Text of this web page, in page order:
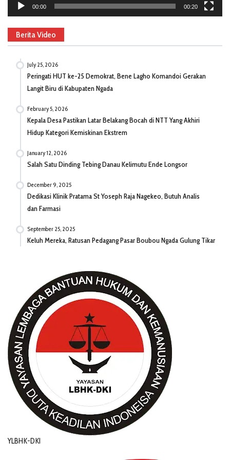
00:00 00:20
Berita Video
July 25, 2026
Peringati HUT ke-25 Demokrat, Bene Lagho Komandoi Gerakan
Langit Biru di Kabupaten Ngada
February 5, 2026
Kepala Desa Pastikan Latar Belakang Bocah di NTT Yang Akhiri
Hidup Kategori Kemiskinan Ekstrem
January 12, 2026
Salah Satu Dinding Tebing Danau Kelimutu Ende Longsor
December 9, 2025
Dedikasi Klinik Pratama St Yoseph Raja Nagekeo, Butuh Analis
dan Farmasi
September 25, 2025
Keluh Mereka, Ratusan Pedagang Pasar Boubou Ngada Gulung Tikar
YLBHK-DKI